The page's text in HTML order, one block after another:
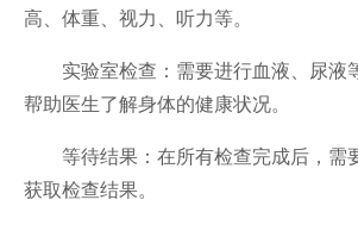
高、体重、视力、听力等。
实验室检查：需要进行血液、尿液
帮助医生了解身体的健康状况。
等待结果：在所有检查完成后，需
获取检查结果。